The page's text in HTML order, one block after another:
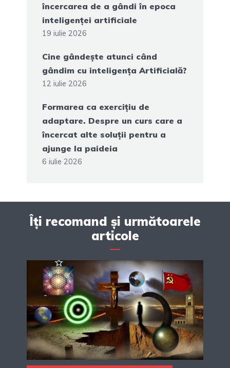
încercarea de a gândi în epoca
inteligenței artificiale
19 iulie 2026
Cine gândește atunci când
gândim cu inteligența Artificială?
12 iulie 2026
Formarea ca exercițiu de
adaptare. Despre un curs care a
încercat alte soluții pentru a
ajunge la paideia
6 iulie 2026
Îți recomand și următoarele
articole